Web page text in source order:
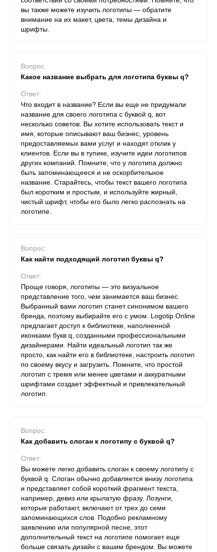
вы также можете изучить логотипы — обратите
внимание на их макет, цвета, темы дизайна и
шрифты.
Вопрос:
Какое название выбрать для логотипа буквы q?
Ответ:
Что входит в название? Если вы еще не придумали
название для своего логотипа с буквой q, вот
несколько советов. Вы хотите использовать текст и
имя, которые описывают ваш бизнес, уровень
предоставляемых вами услуг и находят отклик у
клиентов. Если вы в тупике, изучите идеи логотипов
других компаний. Помните, что у логотипа должно
быть запоминающееся и не оскорбительное
название. Старайтесь, чтобы текст вашего логотипа
был коротким и простым, и используйте жирный,
чистый шрифт, чтобы его было легко распознать на
логотипе.
Вопрос:
Как найти подходящий логотип буквы q?
Ответ:
Проще говоря, логотипы — это визуальное
представление того, чем занимается ваш бизнес.
Выбранный вами логотип станет синонимом вашего
бренда, поэтому выбирайте его с умом. Logotip.Online
предлагает доступ к библиотеке, наполненной
иконками букв q, созданными профессиональными
дизайнерами. Найти идеальный логотип так же
просто, как найти его в библиотеке, настроить логотип
по своему вкусу и загрузить. Помните, что простой
логотип с тремя или менее цветами и аккуратными
шрифтами создает эффектный и привлекательный
логотип.
Вопрос:
Как добавить слоган к логотипу с буквой q?
Ответ:
Вы можете легко добавить слоган к своему логотипу с
буквой q. Слоган обычно добавляется внизу логотипа
и представляет собой короткий фрагмент текста,
например, девиз или крылатую фразу. Лозунги,
которые работают, включают от трех до семи
запоминающихся слов. Подобно рекламному
заявлению или популярной песне, этот
дополнительный текст на логотипе помогает еще
больше связать дизайн с вашим брендом. Вы можете